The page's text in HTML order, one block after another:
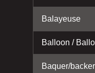
Balayeuse
Balloon /
Baquer/backer